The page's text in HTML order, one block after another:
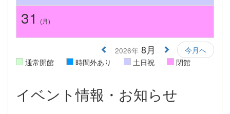
31 (月)
2026年 8月
今月へ
通常開館
時間外あり 土日祝 閉館
イベント情報・お知らせ